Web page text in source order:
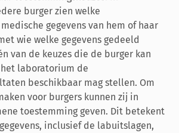
burger zien welke
gegevens van hem of haar
wie welke gegevens gedeeld
van de keuzes die de burger kan
laboratorium de
beschikbaar mag stellen. Om
voor burgers kunnen zij in
toestemming geven. Dit betekent
inclusief de labuitslagen,